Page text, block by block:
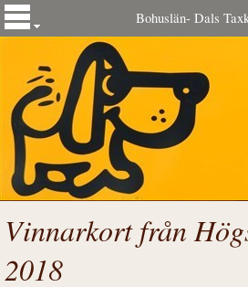
Bohuslän- Dals
Vinnarkort från
2018